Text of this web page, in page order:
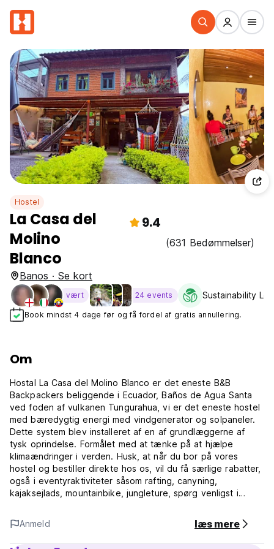
Hostel
La Casa del
Molino
Blanco
9.4
(631 Bedømmelser)
Banos · Se kort
vært 24 events Sustainability
Book mindst 4 dage før og få fordel af gratis annullering.
Om
Hostal La Casa del Molino Blanco er det eneste B&B
Backpackers beliggende i Ecuador, Baños de Agua Santa
ved foden af ​​vulkanen Tungurahua, vi er det eneste hostel
med bæredygtig energi med vindgenerator og solpaneler.
Dette system blev installeret af en af ​​grundlæggerne af
tysk oprindelse. Formålet med at tænke på at hjælpe
klimaændringer i verden. Husk, at når du bor på vores
hostel og bestiller direkte hos os, vil du få særlige rabatter,
også i eventyraktiviteter såsom rafting, canyning,
kajaksejlads, mountainbike, jungleture, spørg venligst i
samt personalet er udstyret og forberedt med alle
biosikkerhedsprotokoller for at garantere dit ophold og
sundhed.
Anmeld læs mere